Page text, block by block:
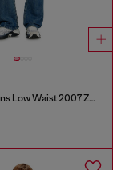
Bootcut Jeans Low Waist 2007 Zatiny